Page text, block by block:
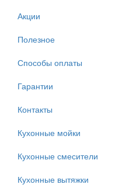
Акции
Полезное
Способы оплаты
Гарантии
Контакты
Кухонные мойки
Кухонные смесители
Кухонные вытяжки